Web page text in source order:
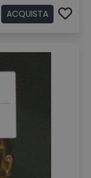
ACQUISTA